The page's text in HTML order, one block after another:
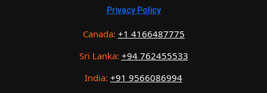
Privacy Policy
Canada: +1 4166487775
Sri Lanka: +94 762455533
India: +91 9566086994